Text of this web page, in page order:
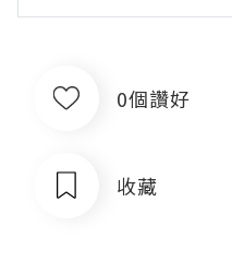
0個讚好
收藏